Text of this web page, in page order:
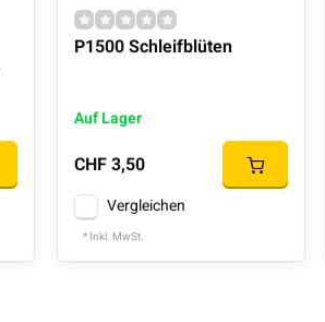
P1500 Schleifblüten
Auf Lager
CHF 3,50
Vergleichen
* Inkl. MwSt.